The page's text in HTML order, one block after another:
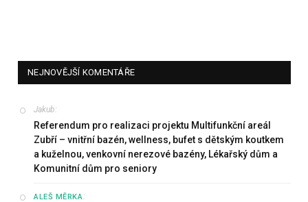
NEJNOVĚJŠÍ KOMENTÁŘE
Jakub:
Referendum pro realizaci projektu Multifunkční areál
Zubří – vnitřní bazén, wellness, bufet s dětským koutkem
a kuželnou, venkovní nerezové bazény, Lékařský dům a
Komunitní dům pro seniory
ALEŠ MĚRKA: